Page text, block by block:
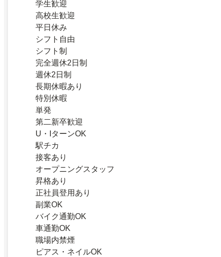
学生歓迎
高校生歓迎
平日休み
シフト自由
シフト制
完全週休2日制
週休2日制
長期休暇あり
特別休暇
単発
第二新卒歓迎
U・IターンOK
駅チカ
接客あり
オープニングスタッフ
昇格あり
正社員登用あり
副業OK
バイク通勤OK
車通勤OK
職場内禁煙
ピアス・ネイルOK